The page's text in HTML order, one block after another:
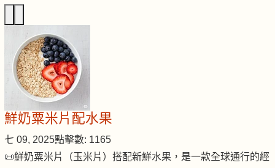
鮮奶粟米片配水果
七 09, 2025點擊數: 1165
📜鮮奶粟米片（玉米片）搭配新鮮水果，是一款全球通行的經